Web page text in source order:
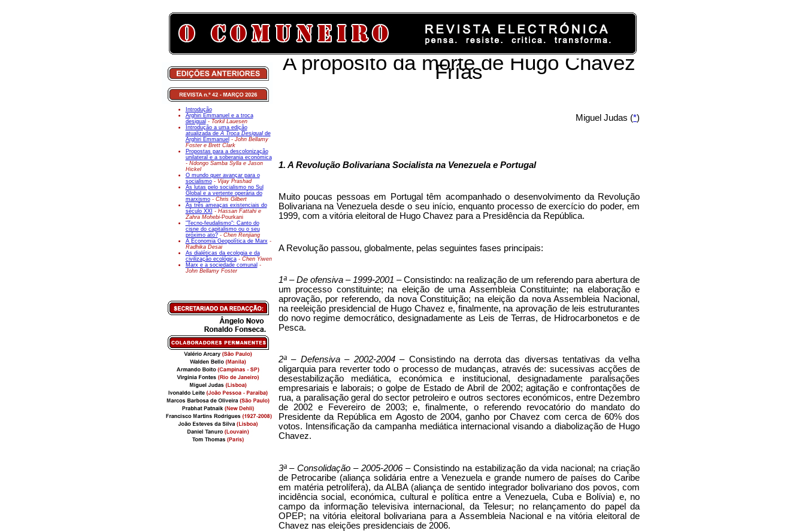
Introdução
Arghiri Emmanuel e a troca
desigual - Torkil Lauesen
Introdução a uma edição
atualizada deA Troca Desigualde
Arghiri Emmanuel - John Bellamy
Foster e Brett Clark
Propostas para a descolonização
unilateral e a soberania económica
- Ndongo Samba Sylla e Jason
Hickel
O mundo quer avançar para o
socialismo- Vijay Prashad
As lutas pelo socialismo no Sul
Global e a vertente operária do
marxismo- Chris Gilbert
As três ameaças existenciais do
século XXI - Hassan Fattahi e
Zahra Mohebi-Pourkani
"Tecno-feudalismo": Canto do
cisne do capitalismo ou o seu
próximo ato? - Chen Renjiang
A Economia Geopolítica de Marx-
Radhika Desai
As dialéticas da ecologia e da
civilização ecológica - Chen Yiwen
Marx e a sociedade comunal -
John Bellamy Foster
A propósito da morte de Hugo Chávez
Frías
Miguel Judas (*)
1. A Revolução Bolivariana Socialista na Venezuela e Portugal
Muito poucas pessoas em Portugal têm acompanhado o desenvolvimento da Revolução
Bolivariana na Venezuela desde o seu início, enquanto processo de exercício do poder, em
1999, com a vitória eleitoral de Hugo Chavez para a Presidência da República.
A Revolução passou, globalmente, pelas seguintes fases principais:
1ª – De ofensiva – 1999-2001 – Consistindo: na realização de um referendo para abertura de
um processo constituinte; na eleição de uma Assembleia Constituinte; na elaboração e
aprovação, por referendo, da nova Constituição; na eleição da nova Assembleia Nacional,
na reeleição presidencial de Hugo Chavez e, finalmente, na aprovação de leis estruturantes
do novo regime democrático, designadamente as Leis de Terras, de Hidrocarbonetos e de
Pesca.
2ª – Defensiva – 2002-2004– Consistindo na derrota das diversas tentativas da velha
oligarquia para reverter todo o processo de mudanças, através de: sucessivas acções de
desestabilização mediática, económica e institucional, designadamente paralisações
empresariais e laborais; o golpe de Estado de Abril de 2002; agitação e confrontações de
rua, a paralisação geral do sector petroleiro e outros sectores económicos, entre Dezembro
de 2002 e Fevereiro de 2003; e, finalmente, o referendo revocatório do mandato do
Presidente da República em Agosto de 2004, ganho por Chavez com cerca de 60% dos
votos. Intensificação da campanha mediática internacional visando a diabolização de Hugo
Chavez.
3ª – Consolidação – 2005-2006– Consistindo na estabilização da vida nacional; na criação
de Petrocaribe (aliança solidária entre a Venezuela e grande numero de países do Caribe
em matéria petrolífera), da ALBA (aliança de sentido integrador bolivariano dos povos, com
incidência social, económica, cultural e política entre a Venezuela, Cuba e Bolívia) e, no
campo da informação televisiva internacional, da Telesur; no relançamento do papel da
OPEP; na vitória eleitoral bolivariana para a Assembleia Nacional e na vitória eleitoral de
Chavez nas eleições presidenciais de 2006.